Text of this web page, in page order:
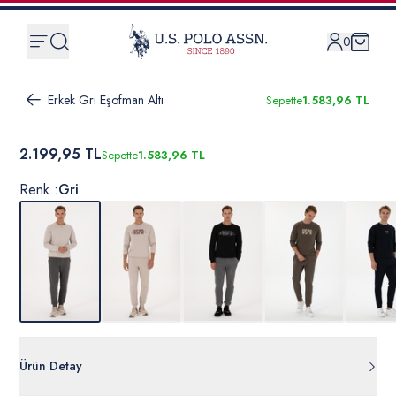
0
Erkek Gri Eşofman Altı Sepette1.583,96 TL
2.199,95 TLSepette1.583,96 TL
Renk :Gri
Ürün Detay